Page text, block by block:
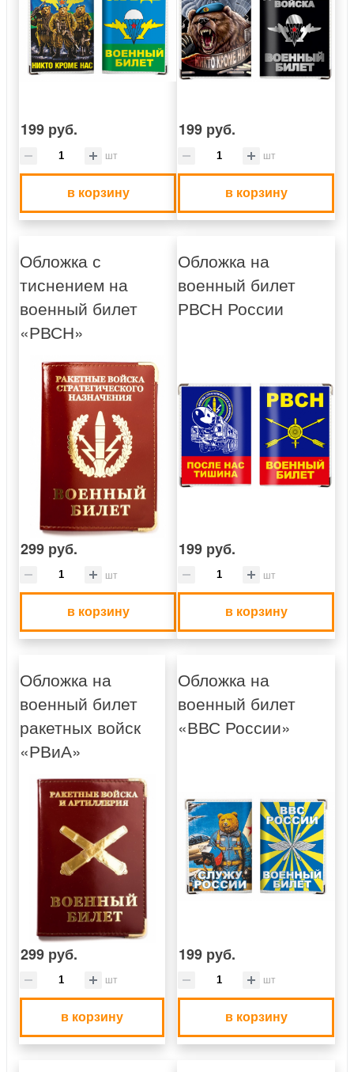
199 руб.
шт
в корзину
199 руб.
шт
в корзину
Обложка с
тиснением на
военный билет
«РВСН»
299 руб.
шт
в корзину
Обложка на
военный билет
РВСН России
199 руб.
шт
в корзину
Обложка на
военный билет
ракетных войск
«РВиА»
299 руб.
шт
в корзину
Обложка на
военный билет
«ВВС России»
199 руб.
шт
в корзину